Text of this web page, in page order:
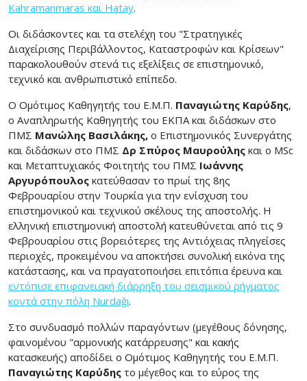
Kahramanmaras και Hatay.
Οι διδάσκοντες και τα στελέχη του "Στρατηγικές
Διαχείρισης Περιβάλλοντος, Καταστροφών και Κρίσεων"
παρακολουθούν στενά τις εξελίξεις σε επιστημονικό,
τεχνικό και ανθρωπιστικό επίπεδο.
Ο Ομότιμος Καθηγητής του Ε.Μ.Π. Παναγιώτης Καρύδης,
ο Αναπληρωτής Καθηγητής του ΕΚΠΑ και διδάσκων στο
ΠΜΣ Μανώλης Βασιλάκης, ο Επιστημονικός Συνεργάτης
και διδάσκων στο ΠΜΣ Δρ Σπύρος Μαυρούλης και ο MSc
και Μεταπτυχιακός Φοιτητής του ΠΜΣ Ιωάννης
Αργυρόπουλος κατεύθασαν το πρωί της 8ης
Φεβρουαρίου στην Τουρκία για την ενίσχυση του
επιστημονικού και τεχνικού σκέλους της αποστολής. Η
ελληνική επιστημονική αποστολή κατευθύνεται από τις 9
Φεβρουαρίου στις βορειότερες της Αντιόχειας πληγείσες
περιοχές, προκειμένου να αποκτήσει συνολική εικόνα της
κατάστασης, και να πραγατοποιήσει επιτόπια έρευνα και
εντόπισε επιφανειακή διάρρηξη του σεισμικού ρήγματος
κοντά στην πόλη Nurdağı.
Στο συνδυασμό πολλών παραγόντων (μεγέθους δόνησης,
φαινομένου "αρμονικής κατάρρευσης" και κακής
κατασκευής) αποδίδει ο Ομότιμος Καθηγητής του Ε.Μ.Π.
Παναγιώτης Καρύδης το μέγεθος και το εύρος της